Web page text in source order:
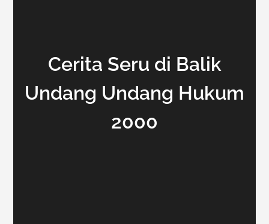
Cerita Seru di Balik
Undang Undang Hukum
2000